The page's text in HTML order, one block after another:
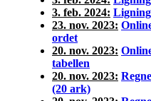
3. feb. 2024:
23. nov. 2023:
ordet
20. nov. 2023:
tabellen
20. nov. 2023:
(20 ark)